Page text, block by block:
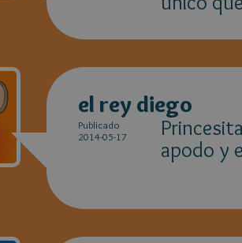
el rey diego
Publicado
2014-05-17
apodo y